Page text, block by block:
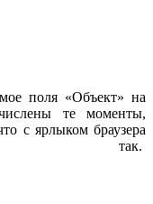
поля «Объект» на
те моменты,
с ярлыком браузера
так.